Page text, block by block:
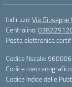
Indirizzo:Via
Centralino:
Posta elettronica
Codice fiscale:
Codice meccanografico:
Codice Indice delle